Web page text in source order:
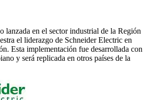
lanzada en el sector industrial de la Región
el liderazgo de Schneider Electric en
Esta implementación fue desarrollada con
y será replicada en otros países de la